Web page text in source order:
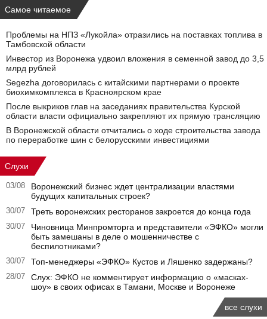
Самое читаемое
Проблемы на НПЗ «Лукойла» отразились на поставках топлива в
Тамбовской области
Инвестор из Воронежа удвоил вложения в семенной завод до 3,5
млрд рублей
Segezha договорилась с китайскими партнерами о проекте
биохимкомплекса в Красноярском крае
После выкриков глав на заседаниях правительства Курской
области власти официально закрепляют их прямую трансляцию
В Воронежской области отчитались о ходе строительства завода
по переработке шин с белорусскими инвестициями
Слухи
03/08
Воронежский бизнес ждет централизации властями
будущих капитальных строек?
30/07 Треть воронежских ресторанов закроется до конца года
30/07
Чиновница Минпромторга и представители «ЭФКО» могли
быть замешаны в деле о мошенничестве с
беспилотниками?
30/07 Топ-менеджеры «ЭФКО» Кустов и Ляшенко задержаны?
28/07
Слух: ЭФКО не комментирует информацию о «масках-
шоу» в своих офисах в Тамани, Москве и Воронеже
все слухи